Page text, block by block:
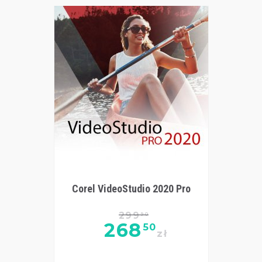
Corel VideoStudio 2020 Pro
29990
268 50
zł